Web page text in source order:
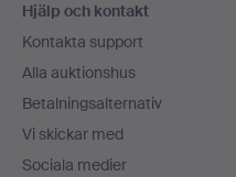
Hjälp och kontakt
Kontakta support
Alla auktionshus
Betalningsalternativ
Vi skickar med
Sociala medier